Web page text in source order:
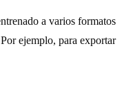
a varios formatos
ejemplo, para exportar